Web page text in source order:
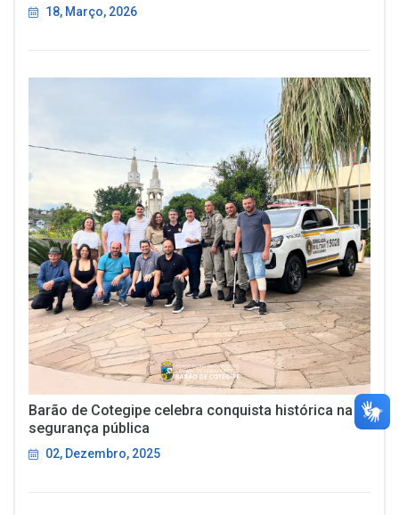
18, Março, 2026
Barão de Cotegipe celebra conquista histórica na
segurança pública
02, Dezembro, 2025